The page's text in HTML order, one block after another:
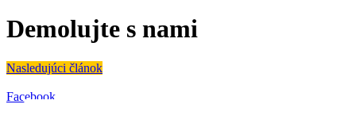
Demolujte s nami
Nasledujúci článok
Facebook